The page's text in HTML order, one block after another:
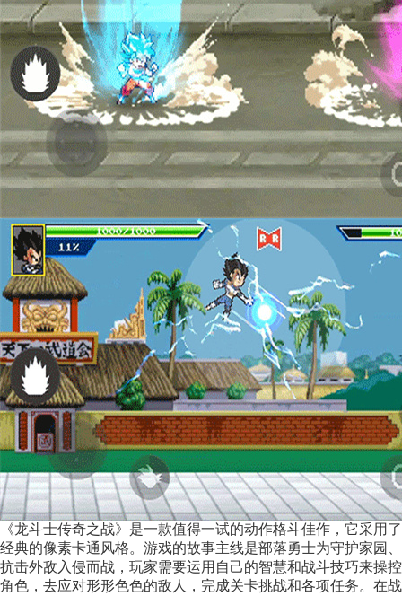
《龙斗士传奇之战》是一款值得一试的动作格斗佳作，它采用了
经典的像素卡通风格。游戏的故事主线是部落勇士为守护家园、
抗击外敌入侵而战，玩家需要运用自己的智慧和战斗技巧来操控
角色，去应对形形色色的敌人，完成关卡挑战和各项任务。在战